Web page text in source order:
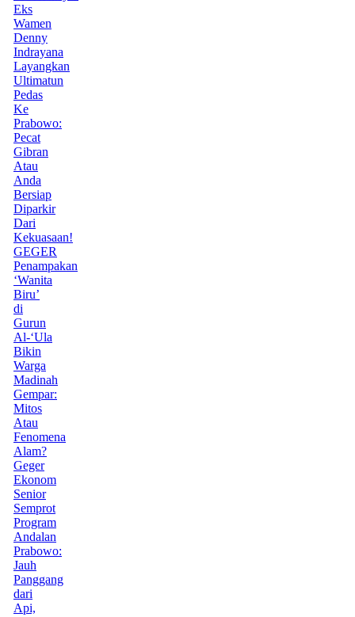
Eks
Wamen
Denny
Indrayana
Layangkan
Ultimatun
Pedas
Ke
Prabowo:
Pecat
Gibran
Atau
Anda
Bersiap
Diparkir
Dari
Kekuasaan!
GEGER
Penampakan
‘Wanita
Biru’
di
Gurun
Al-‘Ula
Bikin
Warga
Madinah
Gempar:
Mitos
Atau
Fenomena
Alam?
Geger
Ekonom
Senior
Semprot
Program
Andalan
Prabowo:
Jauh
Panggang
dari
Api,